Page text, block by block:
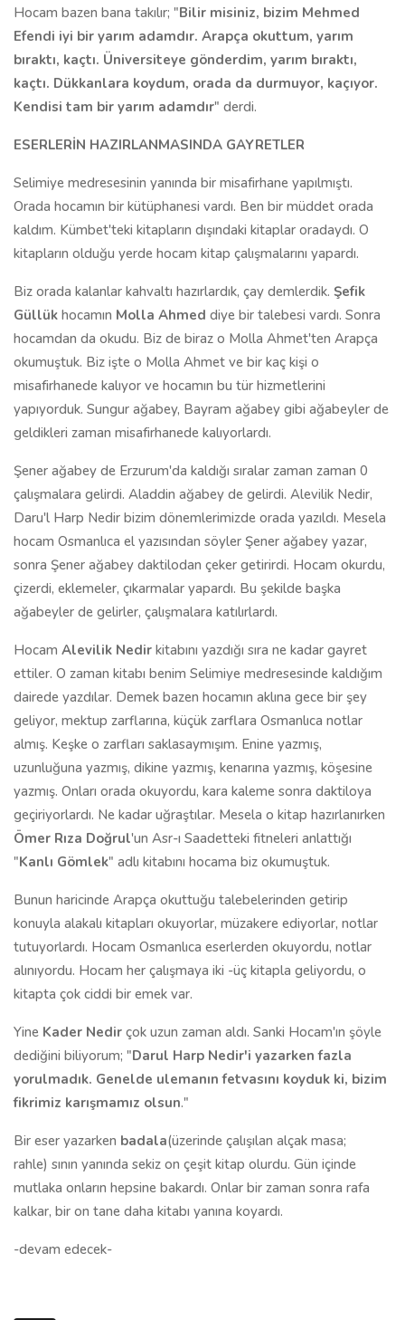
Hocam bazen bana takılır; "Bilir misiniz, bizim Mehmed
Efendi iyi bir yarım adamdır. Arapça okuttum, yarım
bıraktı, kaçtı. Üniversiteye gönderdim, yarım bıraktı,
kaçtı. Dükkanlara koydum, orada da durmuyor, kaçıyor.
Kendisi tam bir yarım adamdır" derdi.
ESERLERİN HAZIRLANMASINDA GAYRETLER
Selimiye medresesinin yanında bir misafirhane yapılmıştı.
Orada hocamın bir kütüphanesi vardı. Ben bir müddet orada
kaldım. Kümbet'teki kitapların dışındaki kitaplar oradaydı. O
kitapların olduğu yerde hocam kitap çalışmalarını yapardı.
Biz orada kalanlar kahvaltı hazırlardık, çay demlerdik. Şefik
Güllük hocamın Molla Ahmed diye bir talebesi vardı. Sonra
hocamdan da okudu. Biz de biraz o Molla Ahmet'ten Arapça
okumuştuk. Biz işte o Molla Ahmet ve bir kaç kişi o
misafirhanede kalıyor ve hocamın bu tür hizmetlerini
yapıyorduk. Sungur ağabey, Bayram ağabey gibi ağabeyler de
geldikleri zaman misafirhanede kalıyorlardı.
Şener ağabey de Erzurum'da kaldığı sıralar zaman zaman 0
çalışmalara gelirdi. Aladdin ağabey de gelirdi. Alevilik Nedir,
Daru'l Harp Nedir bizim dönemlerimizde orada yazıldı. Mesela
hocam Osmanlıca el yazısından söyler Şener ağabey yazar,
sonra Şener ağabey daktilodan çeker getirirdi. Hocam okurdu,
çizerdi, eklemeler, çıkarmalar yapardı. Bu şekilde başka
ağabeyler de gelirler, çalışmalara katılırlardı.
Hocam Alevilik Nedir kitabını yazdığı sıra ne kadar gayret
ettiler. O zaman kitabı benim Selimiye medresesinde kaldığım
dairede yazdılar. Demek bazen hocamın aklına gece bir şey
geliyor, mektup zarflarına, küçük zarflara Osmanlıca notlar
almış. Keşke o zarfları saklasaymışım. Enine yazmış,
uzunluğuna yazmış, dikine yazmış, kenarına yazmış, köşesine
yazmış. Onları orada okuyordu, kara kaleme sonra daktiloya
geçiriyorlardı. Ne kadar uğraştılar. Mesela o kitap hazırlanırken
Ömer Rıza Doğrul'un Asr-ı Saadetteki fitneleri anlattığı
"Kanlı Gömlek" adlı kitabını hocama biz okumuştuk.
Bunun haricinde Arapça okuttuğu talebelerinden getirip
konuyla alakalı kitapları okuyorlar, müzakere ediyorlar, notlar
tutuyorlardı. Hocam Osmanlıca eserlerden okuyordu, notlar
alınıyordu. Hocam her çalışmaya iki -üç kitapla geliyordu, o
kitapta çok ciddi bir emek var.
Yine Kader Nedir çok uzun zaman aldı. Sanki Hocam'ın şöyle
dediğini biliyorum; "Darul Harp Nedir'i yazarken fazla
yorulmadık. Genelde ulemanın fetvasını koyduk ki, bizim
fikrimiz karışmamız olsun."
Bir eser yazarken badala(üzerinde çalışılan alçak masa;
rahle) sının yanında sekiz on çeşit kitap olurdu. Gün içinde
mutlaka onların hepsine bakardı. Onlar bir zaman sonra rafa
kalkar, bir on tane daha kitabı yanına koyardı.
-devam edecek-